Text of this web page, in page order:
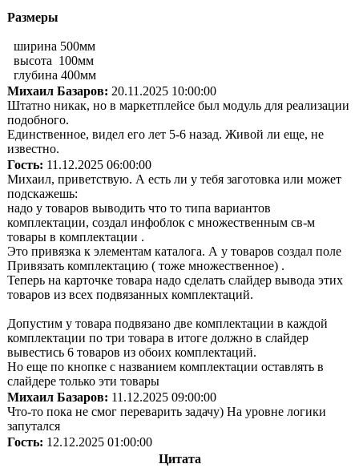
Размеры
ширина 500мм
высота 100мм
глубина 400мм
Михаил Базаров: 20.11.2025 10:00:00
Штатно никак, но в маркетплейсе был модуль для реализации
подобного.
Единственное, видел его лет 5-6 назад. Живой ли еще, не
известно.
Гость: 11.12.2025 06:00:00
Михаил, приветствую. А есть ли у тебя заготовка или может
подскажешь:
надо у товаров выводить что то типа вариантов
комплектации, создал инфоблок с множественным св-м
товары в комплектации .
Это привязка к элементам каталога. А у товаров создал поле
Привязать комплектацию ( тоже множественное) .
Теперь на карточке товара надо сделать слайдер вывода этих
товаров из всех подвязанных комплектаций.
Допустим у товара подвязано две комплектации в каждой
комплектации по три товара в итоге должно в слайдер
вывестись 6 товаров из обоих комплектаций.
Но еще по кнопке с названием комплектации оставлять в
слайдере только эти товары
Михаил Базаров: 11.12.2025 09:00:00
Что-то пока не смог переварить задачу) На уровне логики
запутался
Гость: 12.12.2025 01:00:00
Цитата